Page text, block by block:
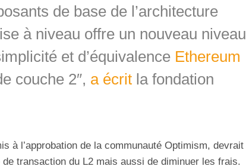
de base de l’architecture
à niveau offre un nouveau niveau
et d’équivalence Ethereum
couche 2″, a écritla fondation
à l’approbation de la communauté Optimism, devrait
de transaction du L2 mais aussi de diminuer les frais.